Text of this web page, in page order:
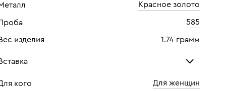
Красное золото
585
изделия 1.74 грамм
Бриллиант
кого Для женщин